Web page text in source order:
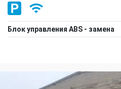
Блок управления ABS - замена